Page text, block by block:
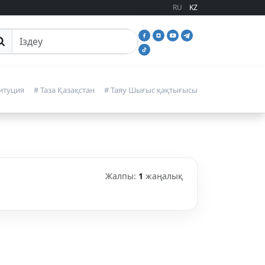
RU KZ
іздеу
# Таза Қазақстан # Таяу Шығыс қақтығысы
Жалпы: 1 жаңалық